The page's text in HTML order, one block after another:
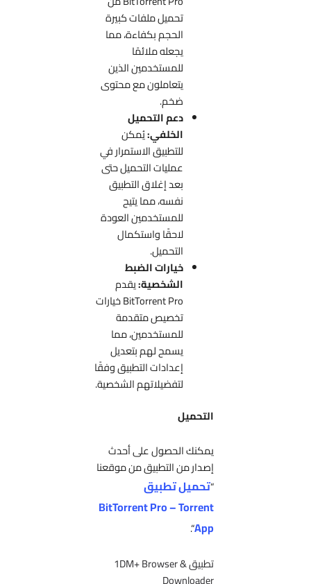
تحميل ملفات كبيرة
الحجم بكفاءة، مما
يجعله ملائمًا
للمستخدمين الذين
يتعاملون مع محتوى
ضخم.
دعم التحميل
الخلفي:يُمكن
للتطبيق الاستمرار في
عمليات التحميل حتى
بعد إغلاق التطبيق
نفسه، مما يتيح
للمستخدمين العودة
لاحقًا واستكمال
التحميل.
خيارات الضبط
الشخصية:يقدم
BitTorrent Pro خيارات
تخصيص متقدمة
للمستخدمين، مما
يسمح لهم بتعديل
إعدادات التطبيق وفقًا
لتفضيلاتهم الشخصية.
التحميل
يمكنك الحصول على أحدث
إصدار من التطبيق من موقعنا
تحميل تطبيق
BitTorrent Pro – Torrent
App
“.
تطبيق 1DM+ Browser &